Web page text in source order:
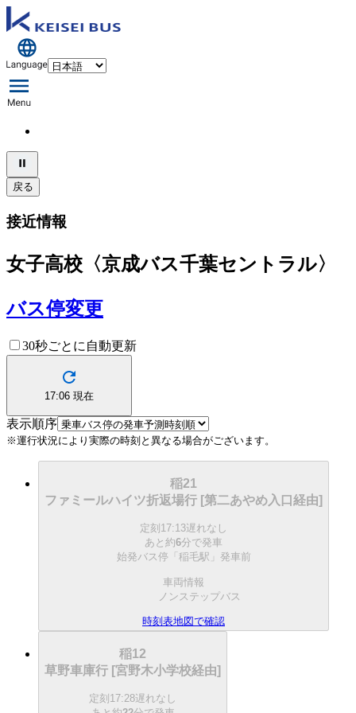
戻る
接近情報
女子高校〈京成バス千葉セントラル〉
バス停変更
30秒ごとに自動更新
17:06 現在
表示順序
※運行状況により実際の時刻と異なる場合がございます。
稲21
ファミールハイツ折返場行 [第二あやめ入口経由]
定刻 17:13遅れなし
あと約6分で発車
始発バス停「稲毛駅」発車前
車両情報
ノンステップバス
時刻表地図で確認
稲12
草野車庫行 [宮野木小学校経由]
定刻 17:28遅れなし